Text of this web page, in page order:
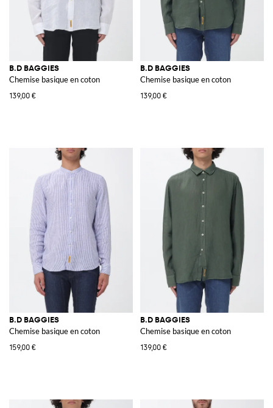
B.D BAGGIES
Chemise basique en coton
139,00 €
B.D BAGGIES
Chemise basique en coton
139,00 €
B.D BAGGIES
Chemise basique en coton
159,00 €
B.D BAGGIES
Chemise basique en coton
139,00 €